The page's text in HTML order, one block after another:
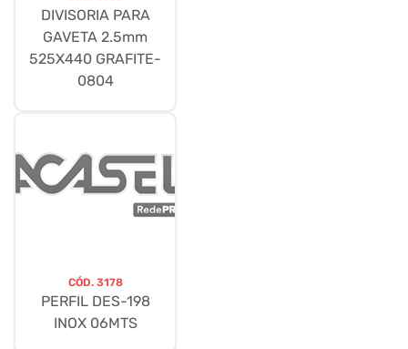
DIVISORIA PARA
GAVETA 2.5mm
525X440 GRAFITE-
0804
CÓD. 3178
PERFIL DES-198
INOX 06MTS